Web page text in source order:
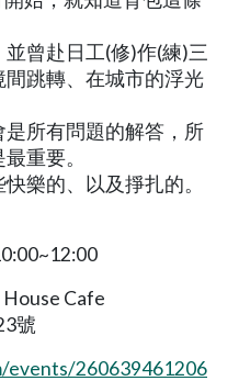
曾赴日工(修)作(練)三
跳轉、在城市的浮光
所有問題的解答，所
重要。
樂的、以及掙扎的。
Cafe
號
events/260639461206